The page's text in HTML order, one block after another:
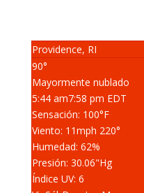
Providence, RI
90°
Mayormente nublado
5:44 am7:58 pm EDT
Sensación: 100°F
Viento: 11mph 220°
Humedad: 62%
Presión: 30.06"Hg
Índice UV: 6